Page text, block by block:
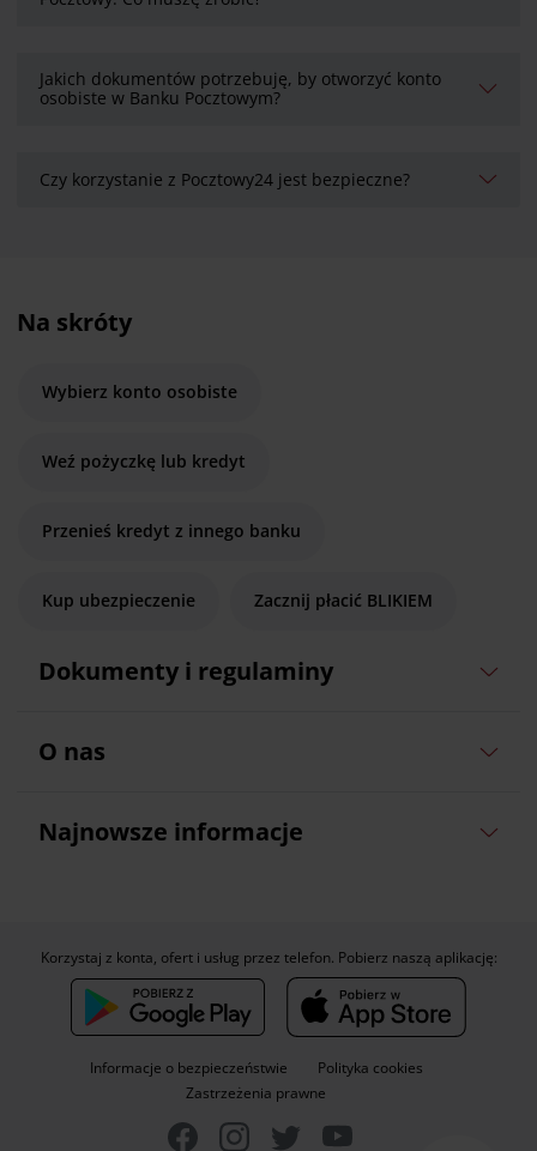
Jakich dokumentów potrzebuję, by otworzyć konto
osobiste w Banku Pocztowym?
Czy korzystanie z Pocztowy24 jest bezpieczne?
Na skróty
Wybierz konto osobiste
Weź pożyczkę lub kredyt
Przenieś kredyt z innego banku
Kup ubezpieczenie Zacznij płacić BLIKIEM
Dokumenty i regulaminy
O nas
Najnowsze informacje
Informacje o bezpieczeństwie
Polityka cookies
Zastrzeżenia prawne
Korzystaj z konta, ofert i usług przez telefon. Pobierz naszą aplikację: